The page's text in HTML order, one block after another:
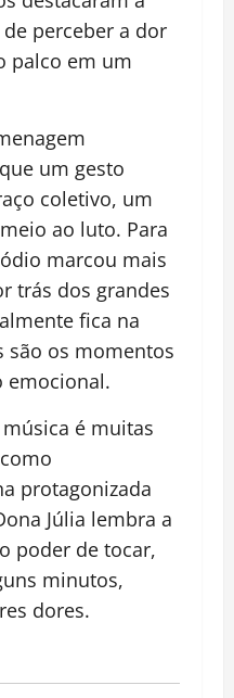
perceber a dor
palco em um
um gesto
coletivo, um
ao luto. Para
marcou mais
trás dos grandes
fica na
são os momentos
emocional.
é muitas
protagonizada
Júlia lembra a
poder de tocar,
minutos,
dores.